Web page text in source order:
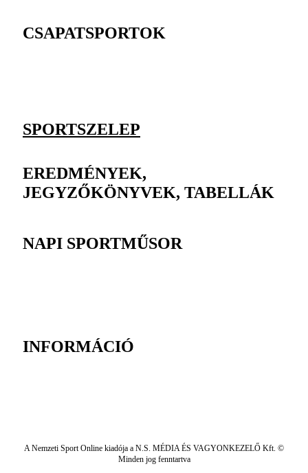
CSAPATSPORTOK
SPORTSZELEP
EREDMÉNYEK,
JEGYZŐKÖNYVEK, TABELLÁK
NAPI SPORTMŰSOR
INFORMÁCIÓ
A Nemzeti Sport Online kiadója a N.S. MÉDIA ÉS VAGYONKEZELŐ Kft. ©
Minden jog fenntartva